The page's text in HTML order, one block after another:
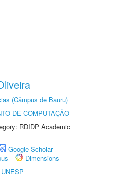
(Câmpus de Bauru)
DE COMPUTAÇÃO
RDIDP Academic
Google Scholar
Dimensions